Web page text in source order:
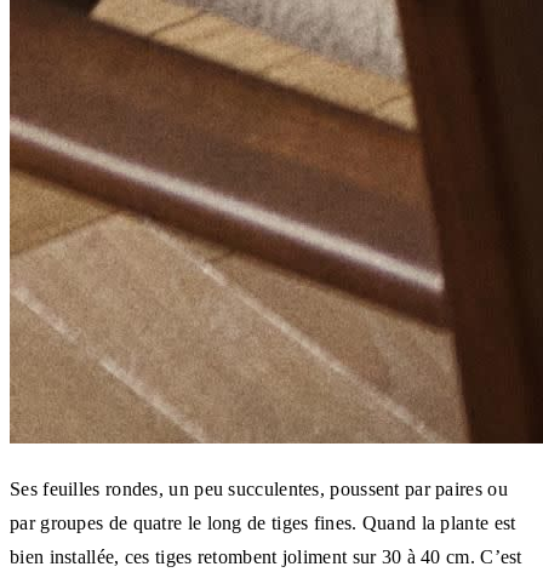
Ses feuilles rondes, un peu succulentes, poussent par paires ou
par groupes de quatre le long de tiges fines. Quand la plante est
bien installée, ces tiges retombent joliment sur 30 à 40 cm. C’est